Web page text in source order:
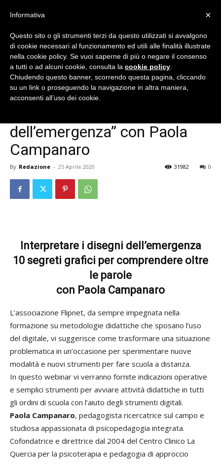
Flipnet
formazione
sulle
didattiche
attive,
creative,
inclusive,
Home Webinar
Webinar Webinar a scuole chiuse
dell’emergenza” con Paola
Campanaro
By Redazione - 25 Aprile 2020 0
31982
Interpretare i disegni dell’emergenza
10 segreti grafici per comprendere oltre
le parole
con Paola Campanaro
L’associazione Flipnet, da sempre impegnata nella
formazione su metodologie didattiche che sposano l’uso
del digitale, vi suggerisce come trasformare una situazione
problematica in un’occasione per sperimentare nuove
modalità e nuovi strumenti per fare scuola a distanza.
In questo webinar vi verranno fornite indicazioni operative
e semplici strumenti per avviare attività didattiche in tutti
gli ordini di scuola con l’aiuto degli strumenti digitali.
Paola Campanaro, pedagogista ricercatrice sul campo e
studiosa appassionata di psicopedagogia integrata.
Cofondatrice e direttrice dal 2004 del Centro Clinico La
Quercia per la psicoterapia e pedagogia di approccio
×
Informativa
Questo sito o gli strumenti terzi da questo utilizzati si avvalgono
di cookie necessari al funzionamento ed utili alle finalità illustrate
nella cookie policy. Se vuoi saperne di più o negare il consenso
a tutti o ad alcuni cookie, consulta la cookie policy
Chiudendo questo banner, scorrendo questa pagina, cliccando
su un link o proseguendo la navigazione in altra maniera,
acconsenti all’uso dei cookie.